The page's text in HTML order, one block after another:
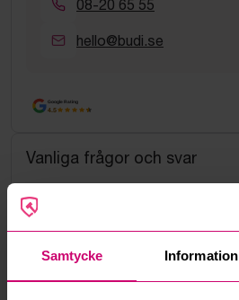
Samtycke Information
08-20 65 55
hello@budi.se
Google Rating
4.5
Vanliga frågor och svar
Vad är ett reservationspris?